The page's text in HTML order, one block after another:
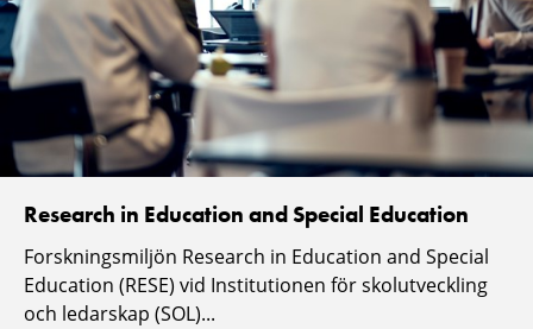
Research in Education and Special Education
Forskningsmiljön Research in Education and Special
Education (RESE) vid Institutionen för skolutveckling
och ledarskap (SOL)...